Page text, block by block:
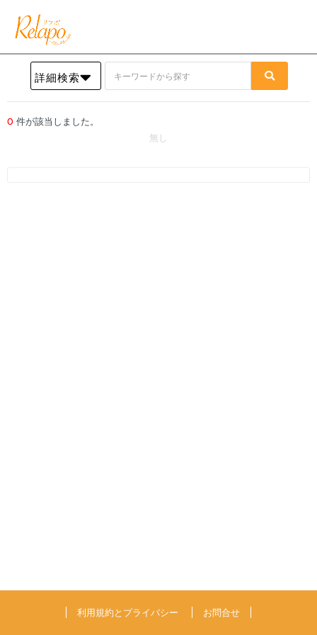
詳細検索
0 件が該当しました。
無し
利用規約とプライバシー お問合せ